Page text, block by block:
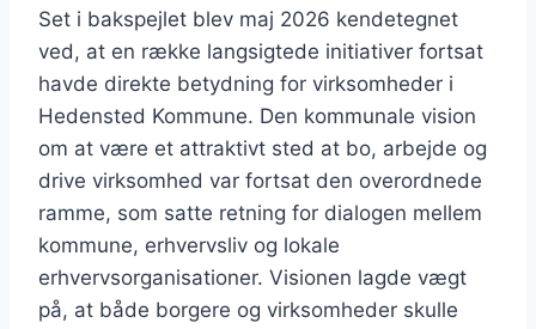
Set i bakspejlet blev maj 2026 kendetegnet
ved, at en række langsigtede initiativer fortsat
havde direkte betydning for virksomheder i
Hedensted Kommune. Den kommunale vision
om at være et attraktivt sted at bo, arbejde og
drive virksomhed var fortsat den overordnede
ramme, som satte retning for dialogen mellem
kommune, erhvervsliv og lokale
erhvervsorganisationer. Visionen lagde vægt
på, at både borgere og virksomheder skulle